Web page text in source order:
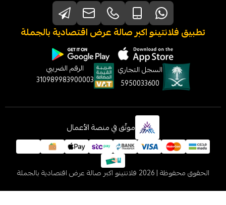
اكبر صالة عرض اقتصادية بالجملة
السجل التجاري
5950033600
الرقم الضريبي
310989983900003
موثّق في منصة الأعمال
فلانتينو اكبر صالة عرض اقتصادية بالجملة